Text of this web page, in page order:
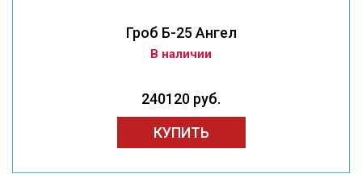
Гроб Б-25 Ангел
В наличии
240120 руб.
КУПИТЬ